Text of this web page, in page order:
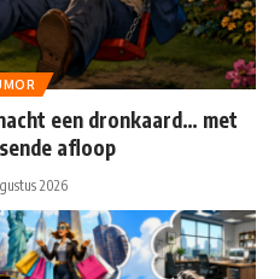
een dronkaard… met
afloop
2026